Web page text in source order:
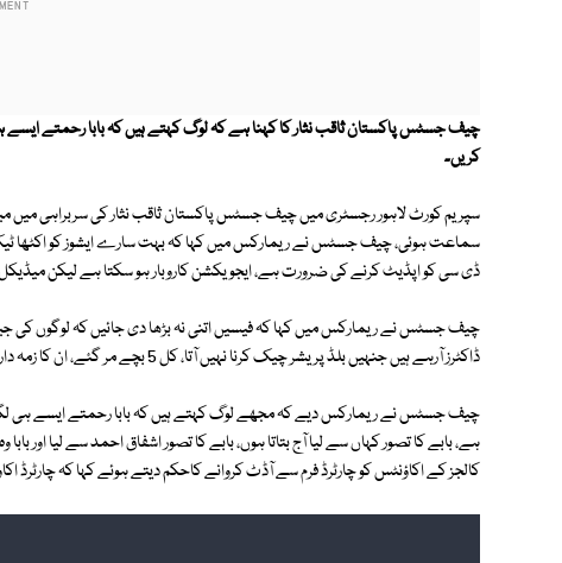
چیف جسٹس پاکستان ثاقب نثار کا کہنا ہے کہ لوگ کہتے ہیں کہ بابا رحمتے
کریں۔
سپریم کورٹ لاہور رجسٹری میں چیف جسٹس پاکستان ثاقب نثار کی سربراہی میں
سماعت ہوئی، چیف جسٹس نے ریمارکس میں کہا کہ بہت سارے ایشوز کو اکٹھا
ڈی سی کو اپڈیٹ کرنے کی ضرورت ہے، ایجویکشن کاروبار ہو سکتا ہے لیکن میڈیکل
چیف جسٹس نے ریمارکس میں کہا کہ فیسیں اتنی نہ بڑھا دی جائیں کہ لوگوں کی
ڈاکٹرز آرہے ہیں جنہیں بلڈ پریشر چیک کرنا نہیں آتا، کل 5 بچے مر گئے، ان کا زمہ دار کون ہے، اب ان پر انکوائری ہوگی۔
چیف جسٹس نے ریمارکس دیے کہ مجھے لوگ کہتے ہیں کہ بابا رحمتے ایسے ہی
ہے، بابے کا تصور کہاں سے لیا آج بتاتا ہوں، بابے کا تصور اشفاق احمد سے لیا اور
کالجز کے اکاؤنٹس کو چارٹرڈ فرم سے آڈٹ کروانے کاحکم دیتے ہوئے کہا کہ چارٹرڈ